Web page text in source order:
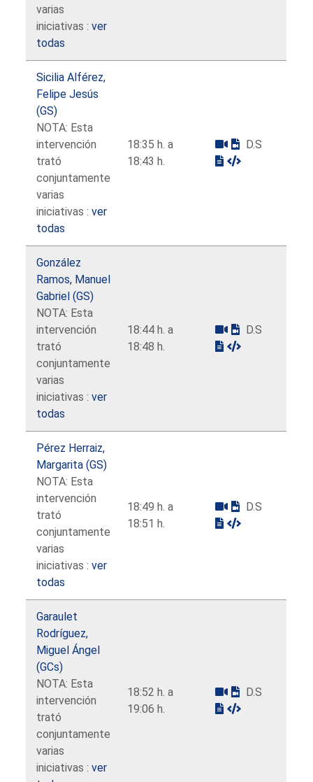
varias
iniciativas :ver
todas
Sicilia Alférez,
Felipe Jesús
(GS)
NOTA: Esta
intervención
trató
conjuntamente
varias
iniciativas :ver
todas
18:35 h. a
18:43 h.
D.S
González
Ramos, Manuel
Gabriel (GS)
NOTA: Esta
intervención
trató
conjuntamente
varias
iniciativas :ver
todas
18:44 h. a
18:48 h.
D.S
Pérez Herraiz,
Margarita (GS)
NOTA: Esta
intervención
trató
conjuntamente
varias
iniciativas :ver
todas
18:49 h. a
18:51 h.
D.S
Garaulet
Rodríguez,
Miguel Ángel
(GCs)
NOTA: Esta
intervención
trató
conjuntamente
varias
iniciativas :ver
18:52 h. a
19:06 h.
D.S